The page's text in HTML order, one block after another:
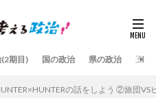
期目) 国の政治 県の政治 五島
の話をしよう ②旅団VS